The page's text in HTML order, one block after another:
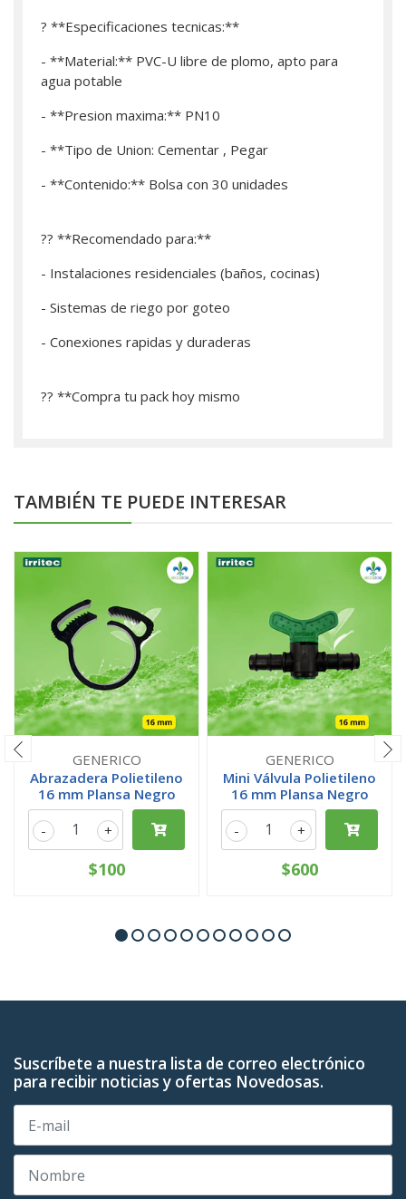
? **Especificaciones tecnicas:**
- **Material:** PVC-U libre de plomo, apto para
agua potable
- **Presion maxima:** PN10
- **Tipo de Union: Cementar , Pegar
- **Contenido:** Bolsa con 30 unidades
?? **Recomendado para:**
- Instalaciones residenciales (baños, cocinas)
- Sistemas de riego por goteo
- Conexiones rapidas y duraderas
?? **­Compra tu pack hoy mismo
TAMBIÉN TE PUEDE INTERESAR
GENERICO
Abrazadera Polietileno
16 mm Plansa Negro
+
-
$100
GENERICO
Mini Válvula Polietileno
16 mm Plansa Negro
+
-
$600
Suscríbete a nuestra lista de correo electrónico
para recibir noticias y ofertas Novedosas.